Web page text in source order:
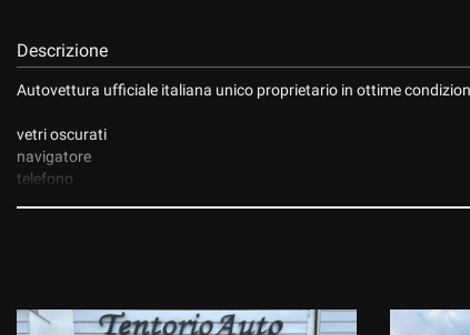
Descrizione
Autovettura ufficiale italiana unico proprietario in ottime
vetri oscurati
navigatore
telefono
Autovettura disponibile presso la nostra sede,è sempre gradito